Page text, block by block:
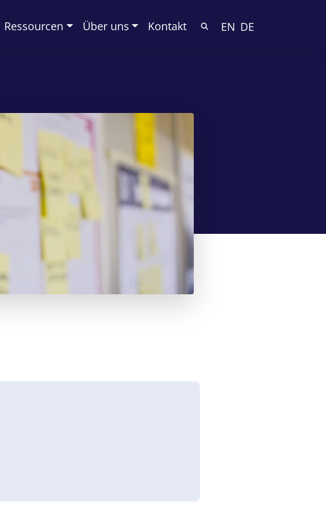
Ressourcen Über uns Kontakt EN DE